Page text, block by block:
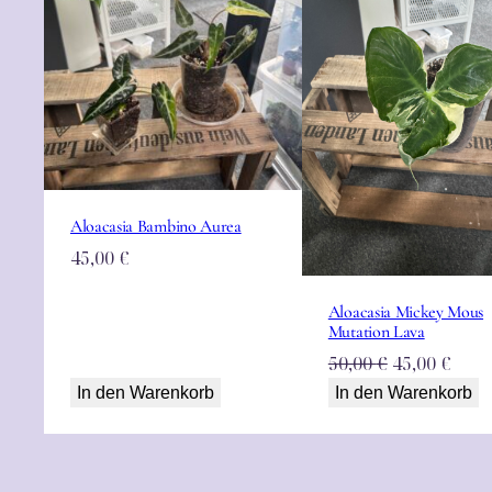
Aloacasia Bambino Aurea
45,00 €
In den Warenkorb
Aloacasia Mickey Mous
Mutation Lava
50,00€
Preis
45,00 €
Preis
In den Warenkorb